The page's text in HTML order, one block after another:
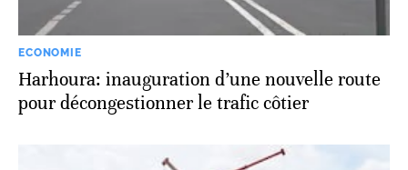
ECONOMIE
Harhoura: inauguration d’une nouvelle route
pour décongestionner le trafic côtier